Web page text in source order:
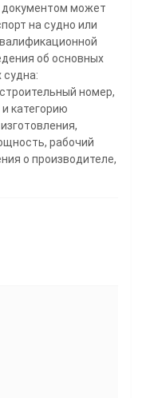
документом может
на судно или
об основных
судна:
номер,
категорию
рабочий
о производителе,